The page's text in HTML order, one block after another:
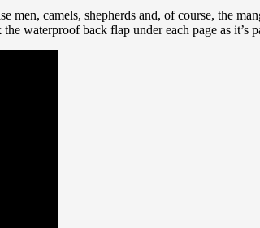
camels, shepherds and, of course, the
waterproof back flap under each page as it’s